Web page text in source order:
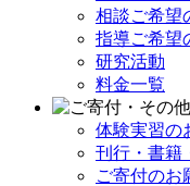
相談ご希望
指導ご希望
研究活動
料金一覧
体験実習の
刊行・書籍
ご寄付のお